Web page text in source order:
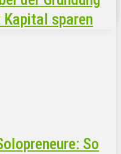
sparen
So